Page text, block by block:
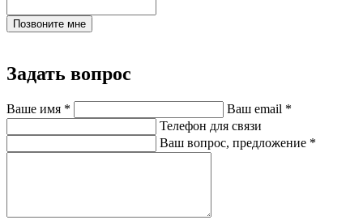
Позвоните мне
Задать вопрос
Ваше имя * Ваш email *
Телефон для связи
Ваш вопрос, предложение *